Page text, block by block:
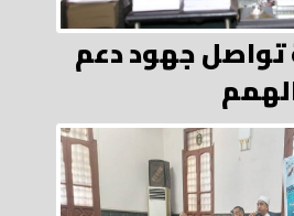
تواصل جهود دعم